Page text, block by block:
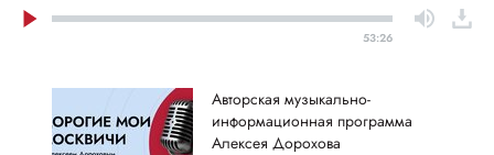
53:26
Авторская музыкально-
информационная программа
Алексея Дорохова